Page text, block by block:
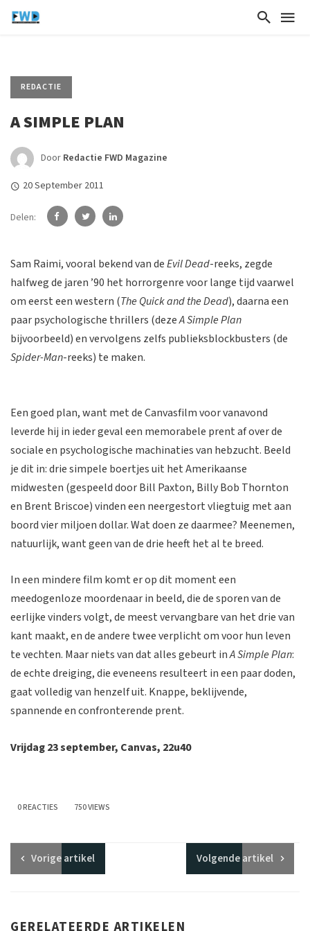
REDACTIE
A SIMPLE PLAN
Door Redactie FWD Magazine
20 September 2011
Delen:
Sam Raimi, vooral bekend van deEvil Dead-reeks, zegde
halfweg de jaren ’90 het horrorgenre voor lange tijd vaarwel
om eerst een western (The Quick and the Dead), daarna een
paar psychologische thrillers (dezeA Simple Plan
bijvoorbeeld) en vervolgens zelfs publieksblockbusters (de
Spider-Man-reeks) te maken.
Een goed plan, want met de Canvasfilm voor vanavond
leverde hij in ieder geval een memorabele prent af over de
sociale en psychologische machinaties van hebzucht. Beeld
je dit in: drie simpele boertjes uit het Amerikaanse
midwesten (gespeeld door Bill Paxton, Billy Bob Thornton
en Brent Briscoe) vinden een neergestort vliegtuig met aan
boord vier miljoen dollar. Wat doen ze daarmee? Meenemen,
natuurlijk, want geen van de drie heeft het al te breed.
In een mindere film komt er op dit moment een
meedogenloze moordenaar in beeld, die de sporen van de
eerlijke vinders volgt, de meest vervangbare van het drie van
kant maakt, en de andere twee verplicht om voor hun leven
te vechten. Maar niets van dat alles gebeurt inA Simple Plan:
de echte dreiging, die eveneens resulteert in een paar doden,
gaat volledig van henzelf uit. Knappe, beklijvende,
spannende en confronterende prent.
Vrijdag 23 september, Canvas, 22u40
0 REACTIES 750 VIEWS
Vorigeartikel Volgendeartikel
GERELATEERDE ARTIKELEN